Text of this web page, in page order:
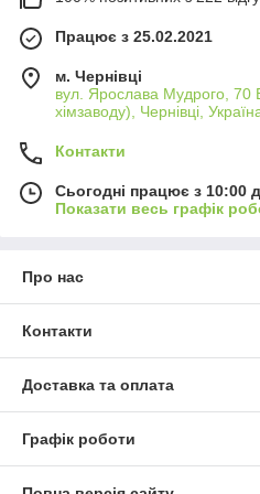
Працює з 25.02.2021
м. Чернівці
вул. Ярослава Мудрого, 70
хімзаводу), Чернівці,
Контакти
Сьогодні працює з 10:00
Показати весь графік
Про нас
Контакти
Доставка та оплата
Графік роботи